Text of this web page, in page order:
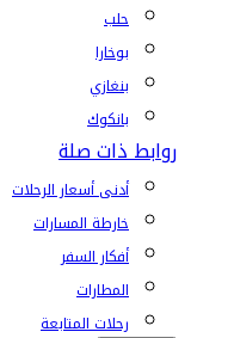
حلب
بوخارا
بنغازي
بانكوك
روابط ذات صلة
أدنى أسعار الرحلات
خارطة المسارات
أفكار السفر
المطارات
رحلات المتابعة